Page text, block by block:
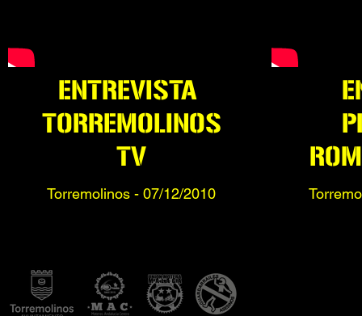
ENTREVISTA
TORREMOLINOS
TV
Torremolinos - 07/12/2010